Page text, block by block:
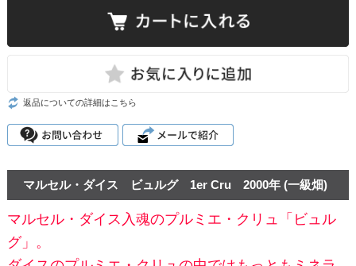
返品についての詳細はこちら
マルセル・ダイス ビュルグ 1er Cru 2000年 (一級畑)
マルセル・ダイス入魂のプルミエ・クリュ「ビュル
グ」。